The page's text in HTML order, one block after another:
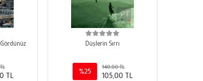
TL
Düşlerin Sırrı
%25
140,00 TL
105,00 TL